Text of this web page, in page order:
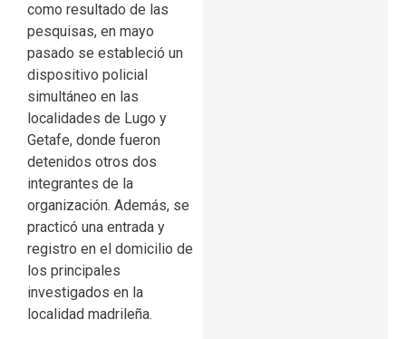
como resultado de las
pesquisas, en mayo
pasado se estableció un
dispositivo policial
simultáneo en las
localidades de Lugo y
Getafe, donde fueron
detenidos otros dos
integrantes de la
organización. Además, se
practicó una entrada y
registro en el domicilio de
los principales
investigados en la
localidad madrileña.